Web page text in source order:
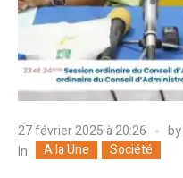
27 février 2025 à 20:26 by
In
A la Une Société